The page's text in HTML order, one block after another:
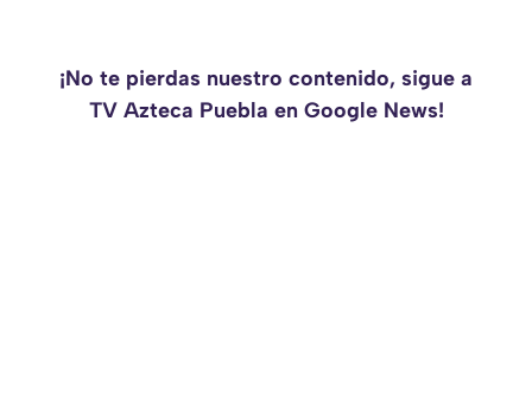
¡No te pierdas nuestro contenido, sigue a
TV Azteca Puebla en Google News!